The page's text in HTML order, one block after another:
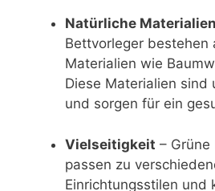
Natürliche Materialien
Bettvorleger bestehen
Materialien wie
Diese Materialien sind
und sorgen für ein
Vielseitigkeit –
passen zu
Einrichtungsstilen und